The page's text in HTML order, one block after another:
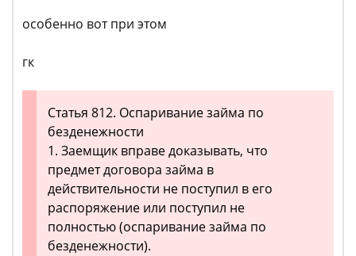
особенно вот при этом
гк
Статья 812. Оспаривание займа по
безденежности
1. Заемщик вправе доказывать, что
предмет договора займа в
действительности не поступил в его
распоряжение или поступил не
полностью (оспаривание займа по
безденежности).